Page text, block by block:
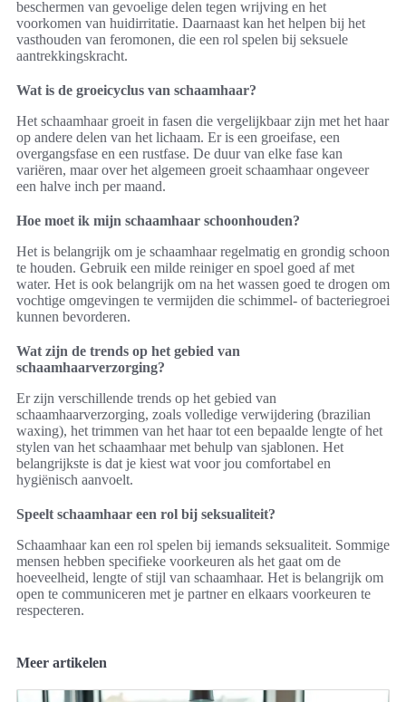
beschermen van gevoelige delen tegen wrijving en het
voorkomen van huidirritatie. Daarnaast kan het helpen bij het
vasthouden van feromonen, die een rol spelen bij seksuele
aantrekkingskracht.
Wat is de groeicyclus van schaamhaar?
Het schaamhaar groeit in fasen die vergelijkbaar zijn met het haar
op andere delen van het lichaam. Er is een groeifase, een
overgangsfase en een rustfase. De duur van elke fase kan
variëren, maar over het algemeen groeit schaamhaar ongeveer
een halve inch per maand.
Hoe moet ik mijn schaamhaar schoonhouden?
Het is belangrijk om je schaamhaar regelmatig en grondig schoon
te houden. Gebruik een milde reiniger en spoel goed af met
water. Het is ook belangrijk om na het wassen goed te drogen om
vochtige omgevingen te vermijden die schimmel- of bacteriegroei
kunnen bevorderen.
Wat zijn de trends op het gebied van
schaamhaarverzorging?
Er zijn verschillende trends op het gebied van
schaamhaarverzorging, zoals volledige verwijdering (brazilian
waxing), het trimmen van het haar tot een bepaalde lengte of het
stylen van het schaamhaar met behulp van sjablonen. Het
belangrijkste is dat je kiest wat voor jou comfortabel en
hygiënisch aanvoelt.
Speelt schaamhaar een rol bij seksualiteit?
Schaamhaar kan een rol spelen bij iemands seksualiteit. Sommige
mensen hebben specifieke voorkeuren als het gaat om de
hoeveelheid, lengte of stijl van schaamhaar. Het is belangrijk om
open te communiceren met je partner en elkaars voorkeuren te
respecteren.
Meer artikelen